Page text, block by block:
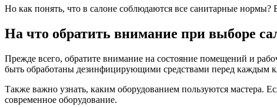
Но как понять, что в салоне соблюдаются все санитарные
На что обратить внимание при выборе
Прежде всего, обратите внимание на состояние помещений и
быть обработаны дезинфицирующими средствами перед каждым
Также важно узнать, каким оборудованием пользуются мастера.
современное оборудование.